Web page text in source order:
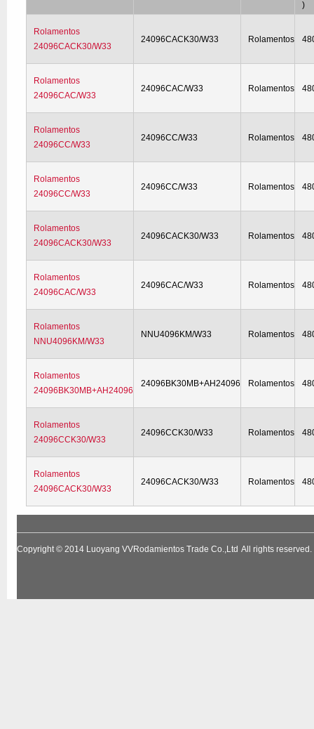
)
Rolamentos
24096CACK30/W33
24096CACK30/W33 Rolamentos
Rolamentos
24096CAC/W33
24096CAC/W33 Rolamentos
Rolamentos
24096CC/W33
24096CC/W33 Rolamentos
Rolamentos
24096CC/W33
24096CC/W33 Rolamentos
Rolamentos
24096CACK30/W33
24096CACK30/W33 Rolamentos
Rolamentos
24096CAC/W33
24096CAC/W33 Rolamentos
Rolamentos
NNU4096KM/W33
NNU4096KM/W33 Rolamentos
Rolamentos
24096BK30MB+AH24096
24096BK30MB+AH24096 Rolamentos
Rolamentos
24096CCK30/W33
24096CCK30/W33 Rolamentos
Rolamentos
24096CACK30/W33
24096CACK30/W33 Rolamentos
Copyright © 2014 Luoyang VVRodamientos Trade Co.,Ltd All rights